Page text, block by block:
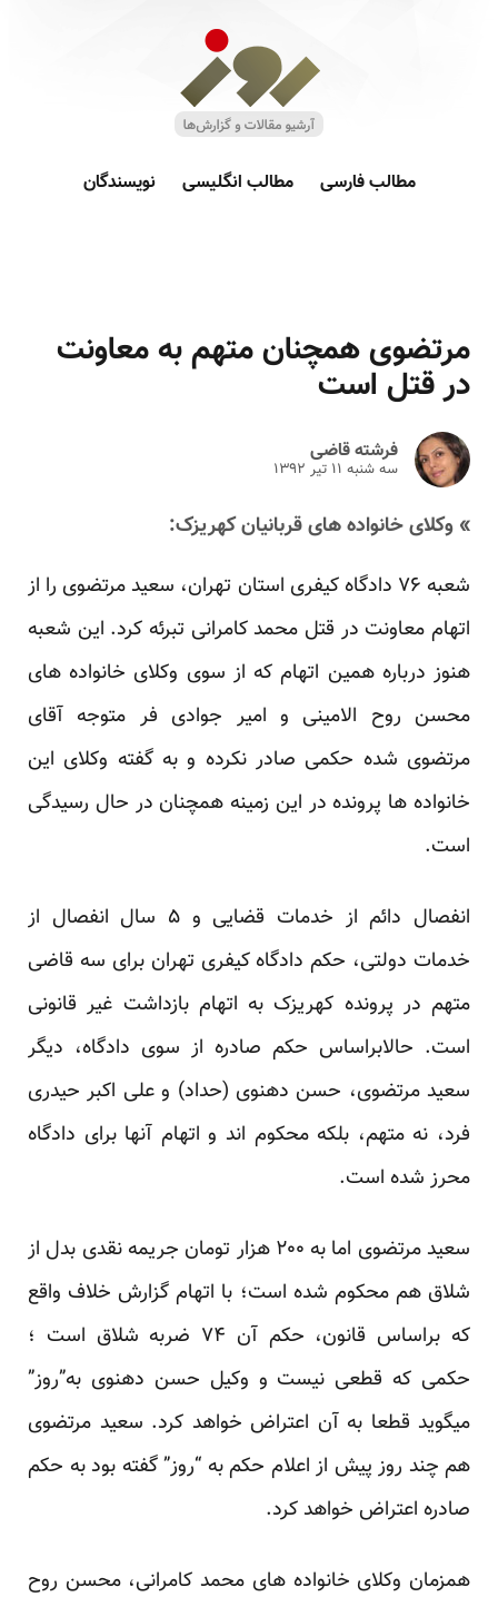
مطالب فارسی مطالب انگلیسی نویسندگان
مرتضوی همچنان متهم به معاونت
در قتل است
فرشته قاضی
سه شنبه ۱۱ تير ۱۳۹۲
» وکلای خانواده های قربانیان کهریزک:
شعبه ۷۶ دادگاه کیفری استان تهران، سعید مرتضوی را از
اتهام معاونت در قتل محمد کامرانی تبرئه کرد. این شعبه
هنوز درباره همین اتهام که از سوی وکلای خانواده های
محسن روح الامینی و امیر جوادی فر متوجه آقای
مرتضوی شده حکمی صادر نکرده و به گفته وکلای این
خانواده ها پرونده در این زمینه همچنان در حال رسیدگی
است.
انفصال دائم از خدمات قضایی و ۵ سال انفصال از
خدمات دولتی، حکم دادگاه کیفری تهران برای سه قاضی
متهم در پرونده کهریزک به اتهام بازداشت غیر قانونی
است. حالابراساس حکم صادره از سوی دادگاه، دیگر
سعید مرتضوی، حسن دهنوی (حداد) و علی اکبر حیدری
فرد، نه متهم، بلکه محکوم اند و اتهام آنها برای دادگاه
محرز شده است.
سعید مرتضوی اما به ۲۰۰ هزار تومان جریمه نقدی بدل از
شلاق هم محکوم شده است؛ با اتهام گزارش خلاف واقع
که براساس قانون، حکم آن ۷۴ ضربه شلاق است ؛
حکمی که قطعی نیست و وکیل حسن دهنوی به”روز”
میگوید قطعا به آن اعتراض خواهد کرد. سعید مرتضوی
هم چند روز پیش از اعلام حکم به “روز” گفته بود به حکم
صادره اعتراض خواهد کرد.
همزمان وکلای خانواده های محمد کامرانی، محسن روح